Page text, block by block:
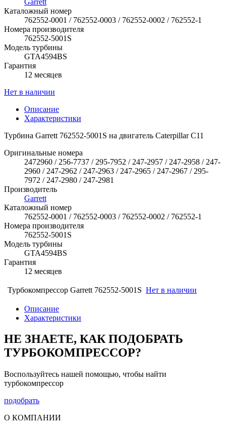
Каталожный номер
762552-0001 / 762552-0003 / 762552-0002 / 762552-1
Номера производителя
762552-5001S
Модель турбины
GTA4594BS
Гарантия
12 месяцев
Нет в наличии
Описание
Характеристики
Турбина Garrett 762552-5001S на двигатель Caterpillar C11
Оригинальные номера
2472960 / 256-7737 / 295-7952 / 247-2957 / 247-2958 / 247-
2960 / 247-2962 / 247-2963 / 247-2965 / 247-2967 / 295-
7972 / 247-2980 / 247-2981
Производитель
Garrett
Каталожный номер
762552-0001 / 762552-0003 / 762552-0002 / 762552-1
Номера производителя
762552-5001S
Модель турбины
GTA4594BS
Гарантия
12 месяцев
Турбокомпрессор Garrett 762552-5001S Нет в наличии
Описание
Характеристики
НЕ ЗНАЕТЕ, КАК ПОДОБРАТЬ
ТУРБОКОМПРЕССОР?
Воспользуйтесь нашей помощью, чтобы найти
турбокомпрессор
подобрать
О КОМПАНИИ